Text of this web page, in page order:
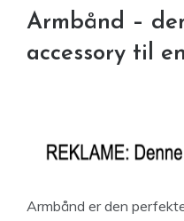
Armbånd –
accessory til
Armbånd er den